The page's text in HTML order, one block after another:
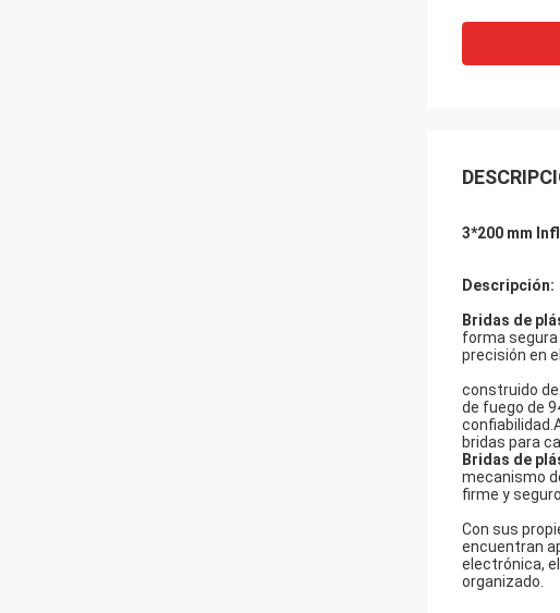
3*200 mm
Descripción:
Bridas de
forma
precisión en
construido de
de fuego de
bridas para
Bridas de
mecanismo
firme y
Con sus
encuentran
electrónica,
organizado.